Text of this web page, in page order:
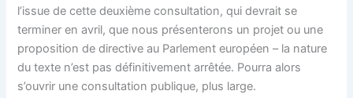
l’issue de cette deuxième consultation, qui devrait se
terminer en avril, que nous présenterons un projet ou une
proposition de directive au Parlement européen – la nature
du texte n’est pas définitivement arrêtée. Pourra alors
s’ouvrir une consultation publique, plus large.